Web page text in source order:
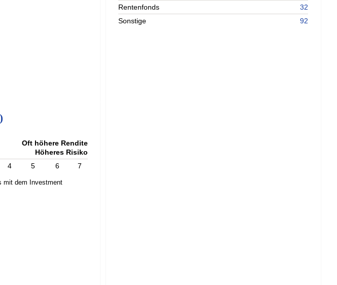
Oft höhere Rendite
Höheres Risiko
4 5 6 7
mit dem Investment
Rentenfonds
32
Sonstige
92